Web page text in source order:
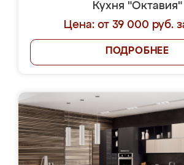
Кухня "Октавия"
Цена: от 39 000 руб.
ПОДРОБНЕЕ